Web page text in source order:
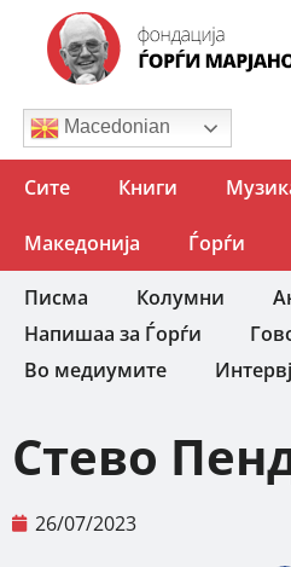
Macedonian
Сите Книги
Македонија Ѓорѓи
Писма Колумни
Напишаа за Ѓорѓи
Во медиумите
Стево
26/07/2023